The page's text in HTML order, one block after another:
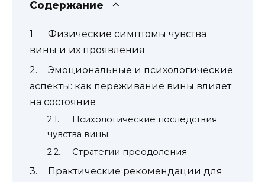
Содержание
Физические симптомы чувства
вины и их проявления
Эмоциональные и психологические
аспекты: как переживание вины влияет
на состояние
Психологические последствия
чувства вины
Стратегии преодоления
Практические рекомендации для